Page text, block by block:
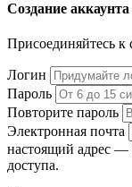
Создание аккаунта
Присоединяйтесь к
Логин
Пароль
Повторите пароль
Электронная почта
настоящий адрес —
доступа.